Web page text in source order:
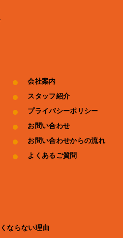
会社案内
スタッフ紹介
プライバシーポリシー
お問い合わせ
お問い合わせからの流れ
よくあるご質問
ならない理由